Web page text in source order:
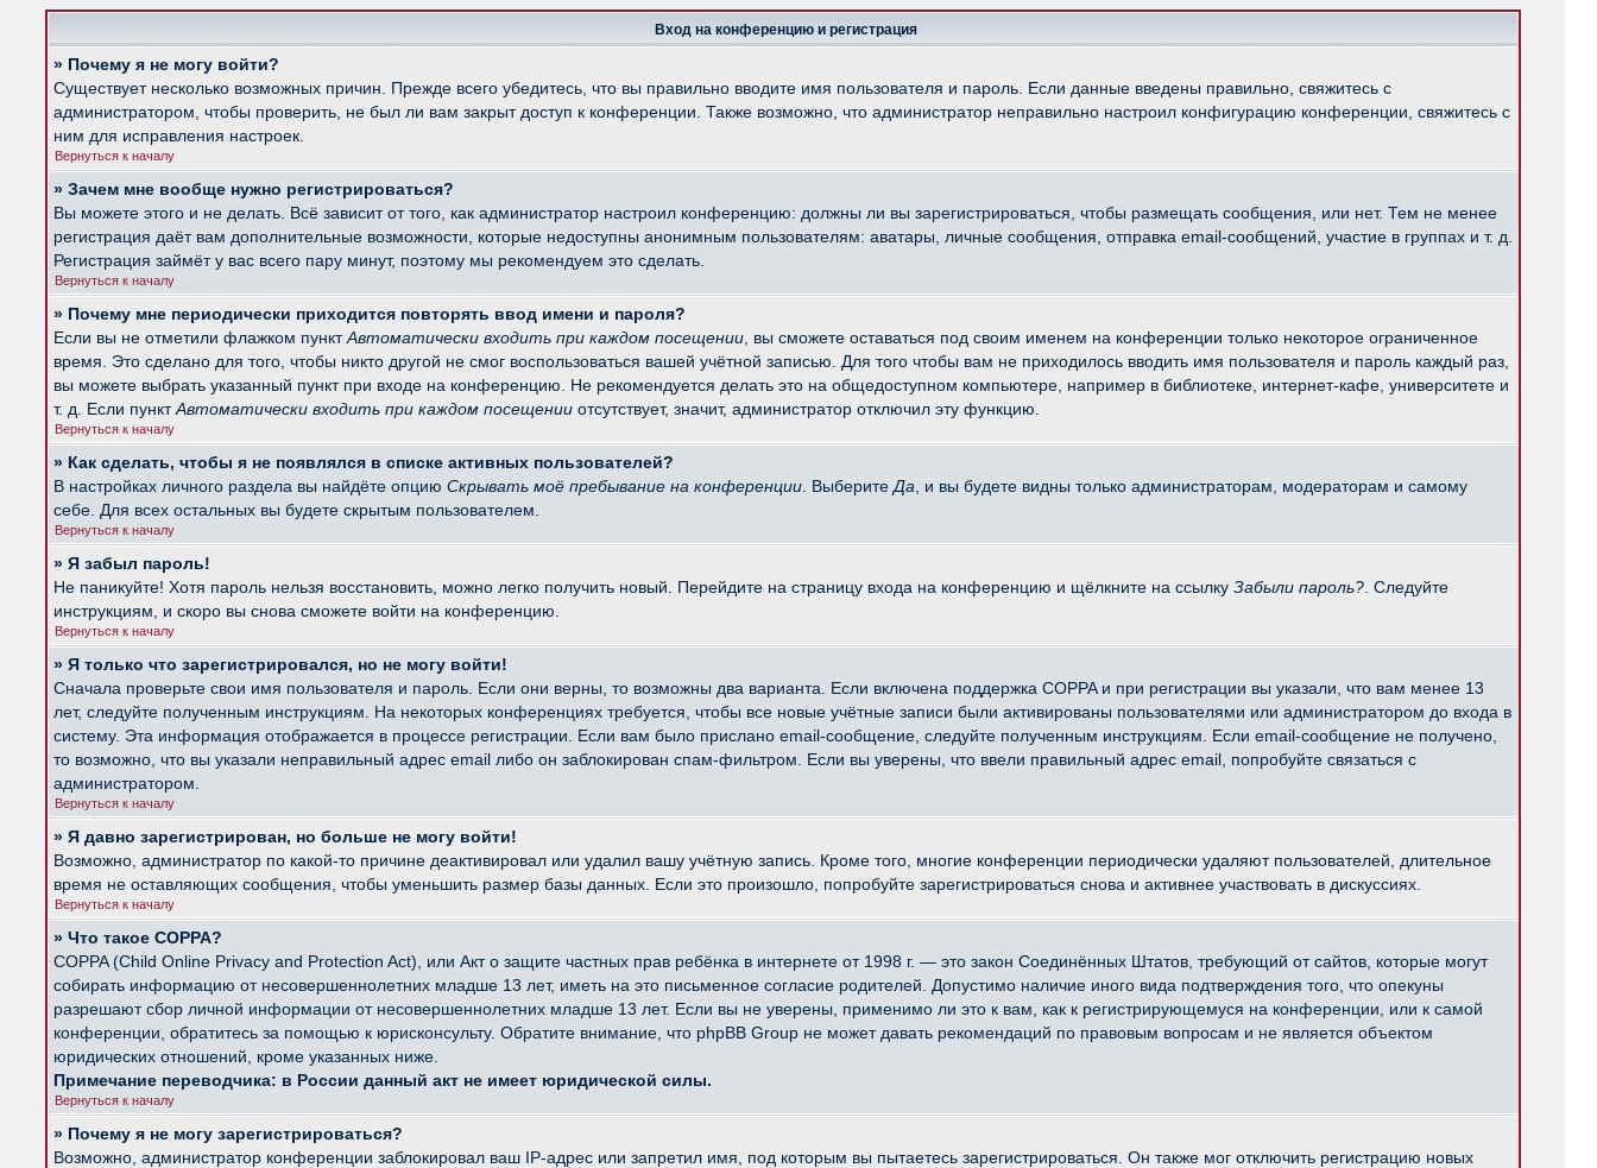
Вход на конференцию и регистрация
» Почему я не могу войти?
Существует несколько возможных причин. Прежде всего убедитесь, что вы правильно вводите имя пользователя и пароль. Если данные введены правильно, свяжитесь с
администратором, чтобы проверить, не был ли вам закрыт доступ к конференции. Также возможно, что администратор неправильно настроил конфигурацию конференции, свяжитесь с
ним для исправления настроек.
Вернуться к началу
» Зачем мне вообще нужно регистрироваться?
Вы можете этого и не делать. Всё зависит от того, как администратор настроил конференцию: должны ли вы зарегистрироваться, чтобы размещать сообщения, или нет. Тем не менее
регистрация даёт вам дополнительные возможности, которые недоступны анонимным пользователям: аватары, личные сообщения, отправка email-сообщений, участие в группах и т. д.
Регистрация займёт у вас всего пару минут, поэтому мы рекомендуем это сделать.
Вернуться к началу
» Почему мне периодически приходится повторять ввод имени и пароля?
Если вы не отметили флажком пунктАвтоматически входить при каждом посещении , вы сможете оставаться под своим именем на конференции только некоторое ограниченное
время. Это сделано для того, чтобы никто другой не смог воспользоваться вашей учётной записью. Для того чтобы вам не приходилось вводить имя пользователя и пароль каждый раз,
вы можете выбрать указанный пункт при входе на конференцию. Не рекомендуется делать это на общедоступном компьютере, например в библиотеке, интернет-кафе, университете и
т. д. Если пунктАвтоматически входить при каждом посещении отсутствует, значит, администратор отключил эту функцию.
Вернуться к началу
» Как сделать, чтобы я не появлялся в списке активных пользователей?
В настройках личного раздела вы найдёте опцию Скрывать моё пребывание на конференции . Выберите Да , и вы будете видны только администраторам, модераторам и самому
себе. Для всех остальных вы будете скрытым пользователем.
Вернуться к началу
» Я забыл пароль!
Не паникуйте! Хотя пароль нельзя восстановить, можно легко получить новый. Перейдите на страницу входа на конференцию и щёлкните на ссылку Забыли пароль? . Следуйте
инструкциям, и скоро вы снова сможете войти на конференцию.
Вернуться к началу
» Я только что зарегистрировался, но не могу войти!
Сначала проверьте свои имя пользователя и пароль. Если они верны, то возможны два варианта. Если включена поддержка COPPA и при регистрации вы указали, что вам менее 13
лет, следуйте полученным инструкциям. На некоторых конференциях требуется, чтобы все новые учётные записи были активированы пользователями или администратором до входа в
систему. Эта информация отображается в процессе регистрации. Если вам было прислано email-сообщение, следуйте полученным инструкциям. Если email-сообщение не получено,
то возможно, что вы указали неправильный адрес email либо он заблокирован спам-фильтром. Если вы уверены, что ввели правильный адрес email, попробуйте связаться с
администратором.
Вернуться к началу
» Я давно зарегистрирован, но больше не могу войти!
Возможно, администратор по какой-то причине деактивировал или удалил вашу учётную запись. Кроме того, многие конференции периодически удаляют пользователей, длительное
время не оставляющих сообщения, чтобы уменьшить размер базы данных. Если это произошло, попробуйте зарегистрироваться снова и активнее участвовать в дискуссиях.
Вернуться к началу
» Что такое COPPA?
COPPA (Child Online Privacy and Protection Act), или Акт о защите частных прав ребёнка в интернете от 1998 г. — это закон Соединённых Штатов, требующий от сайтов, которые могут
собирать информацию от несовершеннолетних младше 13 лет, иметь на это письменное согласие родителей. Допустимо наличие иного вида подтверждения того, что опекуны
разрешают сбор личной информации от несовершеннолетних младше 13 лет. Если вы не уверены, применимо ли это к вам, как к регистрирующемуся на конференции, или к самой
конференции, обратитесь за помощью к юрисконсульту. Обратите внимание, что phpBB Group не может давать рекомендаций по правовым вопросам и не является объектом
юридических отношений, кроме указанных ниже.
Примечание переводчика: в России данный акт не имеет юридической силы.
Вернуться к началу
» Почему я не могу зарегистрироваться?
Возможно, администратор конференции заблокировал ваш IP-адрес или запретил имя, под которым вы пытаетесь зарегистрироваться. Он также мог отключить регистрацию новых